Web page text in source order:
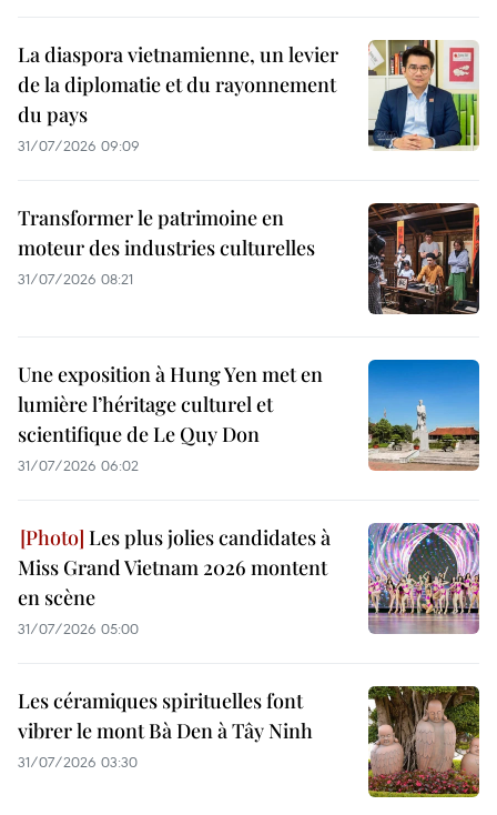
La diaspora vietnamienne, un levier
de la diplomatie et du rayonnement
du pays
31/07/2026 09:09
Transformer le patrimoine en
moteur des industries culturelles
31/07/2026 08:21
Une exposition à Hung Yen met en
lumière l’héritage culturel et
scientifique de Le Quy Don
31/07/2026 06:02
Les plus jolies candidates à
Miss Grand Vietnam 2026 montent
en scène
31/07/2026 05:00
Les céramiques spirituelles font
vibrer le mont Bà Den à Tây Ninh
31/07/2026 03:30